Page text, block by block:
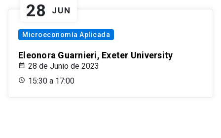
28 JUN
Microeconomía Aplicada
Eleonora Guarnieri, Exeter University
28 de Junio de 2023
15:30 a 17:00